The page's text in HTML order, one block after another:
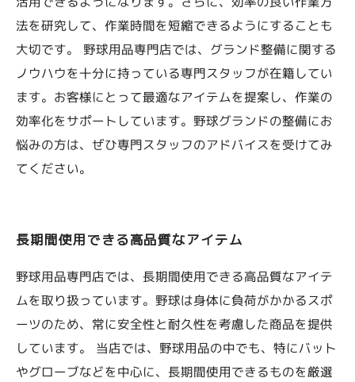
法を研究して、作業時間を短縮できるようにすることも
大切です。 野球用品専門店では、グランド整備に関する
ノウハウを十分に持っている専門スタッフが在籍してい
ます。お客様にとって最適なアイテムを提案し、作業の
効率化をサポートしています。野球グランドの整備にお
悩みの方は、ぜひ専門スタッフのアドバイスを受けてみ
てください。
長期間使用できる高品質なアイテム
野球用品専門店では、長期間使用できる高品質なアイテ
ムを取り扱っています。野球は身体に負荷がかかるスポ
ーツのため、常に安全性と耐久性を考慮した商品を提供
しています。 当店では、野球用品の中でも、特にバット
やグローブなどを中心に、長期間使用できるものを厳選